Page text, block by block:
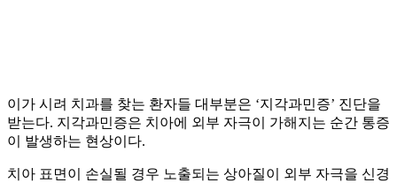
이가 시려 치과를 찾는 환자들 대부분은 ‘지각과민증’ 진단을
받는다. 지각과민증은 치아에 외부 자극이 가해지는 순간 통증
이 발생하는 현상이다.
치아 표면이 손실될 경우 노출되는 상아질이 외부 자극을 신경